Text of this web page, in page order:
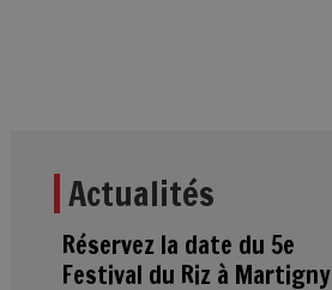
Actualités
Réservez la date du 5e
Festival du Riz à Martigny